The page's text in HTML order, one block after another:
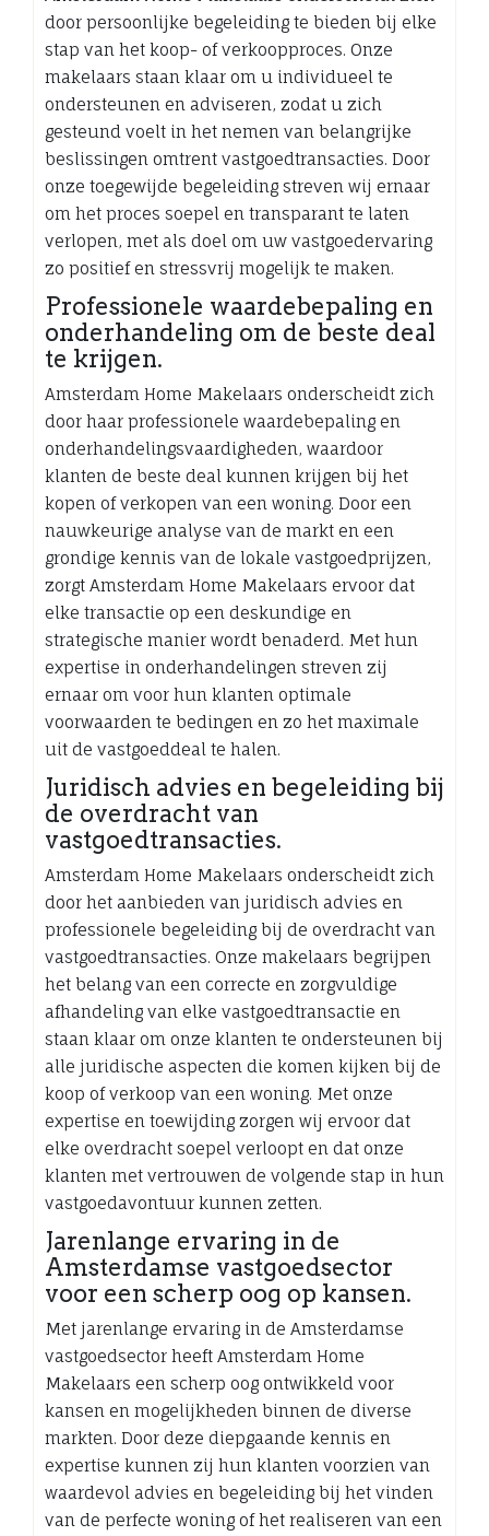
door persoonlijke begeleiding te bieden bij elke
stap van het koop- of verkoopproces. Onze
makelaars staan klaar om u individueel te
ondersteunen en adviseren, zodat u zich
gesteund voelt in het nemen van belangrijke
beslissingen omtrent vastgoedtransacties. Door
onze toegewijde begeleiding streven wij ernaar
om het proces soepel en transparant te laten
verlopen, met als doel om uw vastgoedervaring
zo positief en stressvrij mogelijk te maken.
Professionele waardebepaling en
onderhandeling om de beste deal
te krijgen.
Amsterdam Home Makelaars onderscheidt zich
door haar professionele waardebepaling en
onderhandelingsvaardigheden, waardoor
klanten de beste deal kunnen krijgen bij het
kopen of verkopen van een woning. Door een
nauwkeurige analyse van de markt en een
grondige kennis van de lokale vastgoedprijzen,
zorgt Amsterdam Home Makelaars ervoor dat
elke transactie op een deskundige en
strategische manier wordt benaderd. Met hun
expertise in onderhandelingen streven zij
ernaar om voor hun klanten optimale
voorwaarden te bedingen en zo het maximale
uit de vastgoeddeal te halen.
Juridisch advies en begeleiding bij
de overdracht van
vastgoedtransacties.
Amsterdam Home Makelaars onderscheidt zich
door het aanbieden van juridisch advies en
professionele begeleiding bij de overdracht van
vastgoedtransacties. Onze makelaars begrijpen
het belang van een correcte en zorgvuldige
afhandeling van elke vastgoedtransactie en
staan klaar om onze klanten te ondersteunen bij
alle juridische aspecten die komen kijken bij de
koop of verkoop van een woning. Met onze
expertise en toewijding zorgen wij ervoor dat
elke overdracht soepel verloopt en dat onze
klanten met vertrouwen de volgende stap in hun
vastgoedavontuur kunnen zetten.
Jarenlange ervaring in de
Amsterdamse vastgoedsector
voor een scherp oog op kansen.
Met jarenlange ervaring in de Amsterdamse
vastgoedsector heeft Amsterdam Home
Makelaars een scherp oog ontwikkeld voor
kansen en mogelijkheden binnen de diverse
markten. Door deze diepgaande kennis en
expertise kunnen zij hun klanten voorzien van
waardevol advies en begeleiding bij het vinden
van de perfecte woning of het realiseren van een